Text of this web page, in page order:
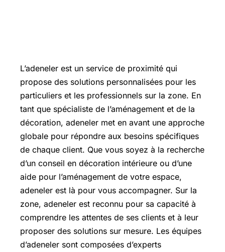
L’adeneler est un service de proximité qui
propose des solutions personnalisées pour les
particuliers et les professionnels sur la zone. En
tant que spécialiste de l’aménagement et de la
décoration, adeneler met en avant une approche
globale pour répondre aux besoins spécifiques
de chaque client. Que vous soyez à la recherche
d’un conseil en décoration intérieure ou d’une
aide pour l’aménagement de votre espace,
adeneler est là pour vous accompagner. Sur la
zone, adeneler est reconnu pour sa capacité à
comprendre les attentes de ses clients et à leur
proposer des solutions sur mesure. Les équipes
d’adeneler sont composées d’experts